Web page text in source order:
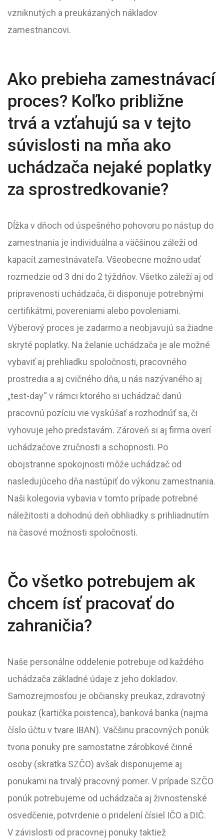
vzniknutých a preukázaných nákladov
zamestnancovi.
Ako prebieha zamestnávací
proces? Koľko približne
trvá a vzťahujú sa v tejto
súvislosti na mňa ako
uchádzača nejaké poplatky
za sprostredkovanie?
Dĺžka v dňoch od úspešného pohovoru po nástup do
zamestnania je individuálna a väčšinou záleží od
kapacít zamestnávateľa. Všeobecne možno udať
rozmedzie od 3 dní do 2 týždňov. Všetko záleží aj od
pripravenosti uchádzača, či disponuje potrebnými
certifikátmi, povereniami alebo povoleniami.
Výberový proces je zadarmo a neobjavujú sa žiadne
skryté poplatky. Na želanie uchádzača je ale možné
vybaviť aj prehliadku spoločnosti, pracovného
prostredia a aj cvičného dňa, u nás nazývaného aj
„test-day“ v rámci ktorého si uchádzač danú
pracovnú pozíciu vie vyskúšať a rozhodnúť sa, či
vyhovuje jeho predstavám. Zároveň si aj firma overí
uchádzačove zručnosti a schopnosti. Po
obojstranne spokojnosti môže uchádzač od
nasledujúceho dňa nastúpiť do výkonu zamestnania.
Naši kolegovia vybavia v tomto prípade potrebné
náležitosti a dohodnú deň obhliadky s prihliadnutím
na časové možnosti spoločnosti.
Čo všetko potrebujem ak
chcem ísť pracovať do
zahraničia?
Naše personálne oddelenie potrebuje od každého
uchádzača základné údaje z jeho dokladov.
Samozrejmosťou je občiansky preukaz, zdravotný
poukaz (kartička poistenca), banková banka (najmä
číslo účtu v tvare IBAN). Väčšinu pracovných ponúk
tvoria ponuky pre samostatne zárobkové činné
osoby (skratka SZČO) avšak disponujeme aj
ponukami na trvalý pracovný pomer. V prípade SZČO
ponúk potrebujeme od uchádzača aj živnostenské
osvedčenie, potvrdenie o pridelení čísiel IČO a DIČ.
V závislosti od pracovnej ponuky taktiež